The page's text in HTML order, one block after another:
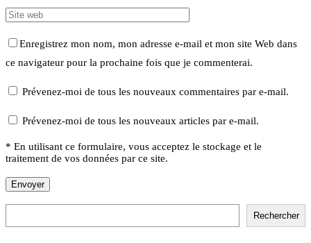
Enregistrez mon nom, mon adresse e-mail et mon site Web dans
ce navigateur pour la prochaine fois que je commenterai.
Prévenez-moi de tous les nouveaux commentaires par e-mail.
Prévenez-moi de tous les nouveaux articles par e-mail.
* En utilisant ce formulaire, vous acceptez le stockage et le
traitement de vos données par ce site.
Rechercher